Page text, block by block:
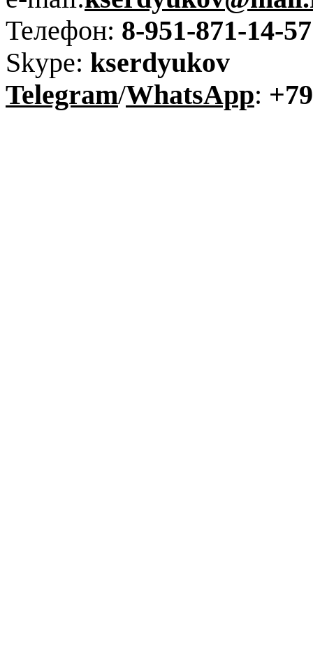
Телефон: 8-951-871-14-57
Skype: kserdyukov
Telegram/WhatsApp: